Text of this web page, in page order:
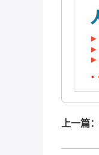
上一篇：